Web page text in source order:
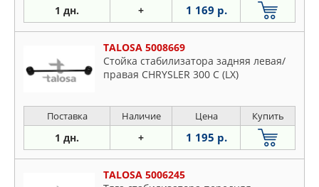
1 дн. + 1 169 р.
TALOSA 5008669
Стойка стабилизатора задняя левая/
правая CHRYSLER 300 C (LX)
Поставка Наличие Цена Купить
1 дн. + 1 195 р.
TALOSA 5006245